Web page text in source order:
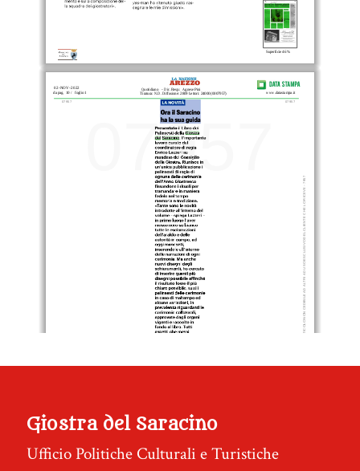
Giostra del Saracino
Ufficio Politiche Culturali e Turistiche